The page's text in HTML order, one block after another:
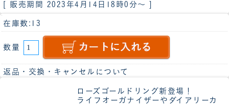
[ 販売期間 2023年4月14日18時0分 ～ ]
在庫数:13
数量
返品・交換・キャンセルについて
ローズゴールドリング新登場！
ライフオーガナイザーやダイアリーカ